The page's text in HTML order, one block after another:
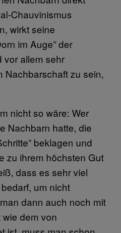
Chauvinismus
wirkt seine
im Auge” der
vor allem sehr
Nachbarschaft zu sein,
nicht so wäre: Wer
Nachbarn hatte, die
beklagen und
zu ihrem höchsten Gut
dass es sehr viel
um nicht
dann auch noch mit
dem von